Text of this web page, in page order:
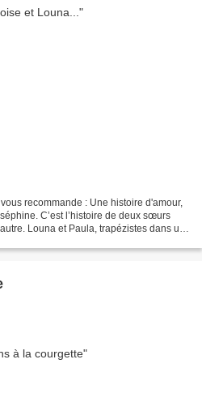
recommande : Une histoire d'amour,
C’est l’histoire de deux sœurs
Louna et Paula, trapézistes dans un